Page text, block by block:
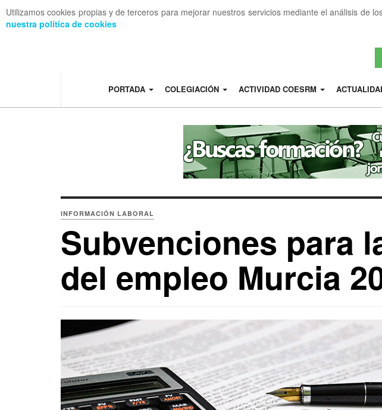
Utilizamos cookies propias y de terceros para mejorar nuestros servicios mediante el análisis de
nuestra política de cookies
PORTADA COLEGIACIÓN ACTIVIDAD COESRM
INFORMACIÓN LABORAL
Subvenciones para
del empleo Murcia